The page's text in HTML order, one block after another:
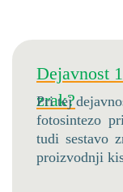
Dejavnost
zrak?
Pri tej
fotosintezo
tudi sestavo
proizvodnji